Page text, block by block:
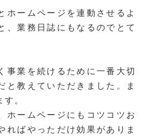
ホームページを連動させるよ
、業務日誌にもなるのでとて
事業を続けるために一番大切
と教えていただきました。ま
。
ホームページにもコツコツお
ればやっただけ効果がありま